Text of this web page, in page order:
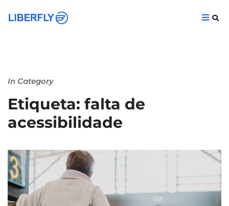
In Category
Etiqueta: falta de
acessibilidade